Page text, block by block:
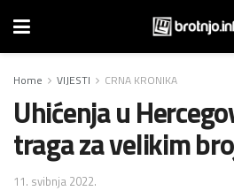
Home VIJESTI CRNA KRONIKA
Uhićenja u
traga za velikim
11. svibnja 2022.